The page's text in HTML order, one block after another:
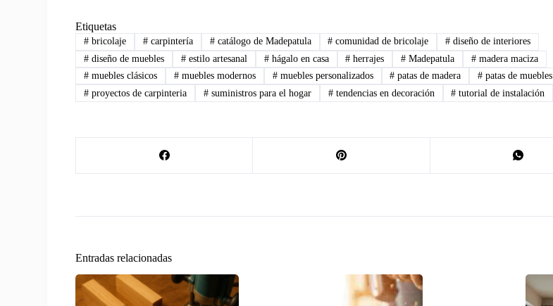
Etiquetas
# bricolaje #carpintería #catálogo de Madepatula # comunidad de bricolaje # diseño de interiores
# diseño de muebles #estilo artesanal #hágalo en casa # herrajes # Madepatula # madera maciza
# muebles clásicos #muebles modernos #muebles personalizados # patas de madera # patas de muebles
# proyectos de carpinteria #suministros para el hogar #tendencias en decoración # tutorial de instalación
Entradas relacionadas